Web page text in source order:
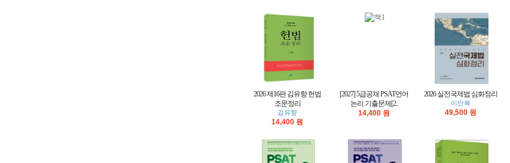
2026 제16판 김유향 헌법
조문정리
김유향
14,400 원
[2027] 5급공채 PSAT언어
논리 기출문제[2..
14,400 원
2026 실전국제법 심화정리
이만복
49,500 원